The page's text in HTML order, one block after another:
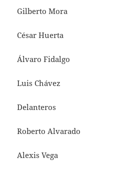
Gilberto Mora
César Huerta
Álvaro Fidalgo
Luis Chávez
Delanteros
Roberto Alvarado
Alexis Vega